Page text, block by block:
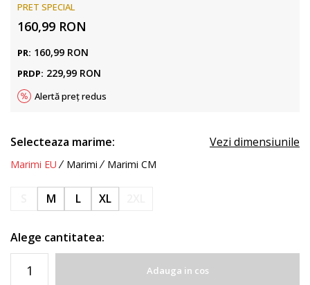
PRET SPECIAL
160,99 RON
PR: 160,99 RON
PRDP: 229,99 RON
Alertă preț redus
Selecteaza marime: Vezi dimensiunile
Marimi EU Marimi Marimi CM
M L XL
Alege cantitatea:
Adauga in cos